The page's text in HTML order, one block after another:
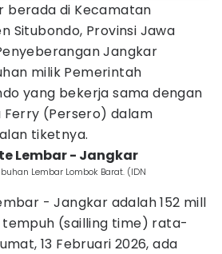
berada di Kecamatan
Situbondo, Provinsi Jawa
Jangkar
milik Pemerintah
yang bekerja sama dengan
Ferry (Persero) dalam
tiketnya.
Lembar - Jangkar
Lembar Lombok Barat. (IDN
- Jangkar adalah 152 mill
(sailling time) rata-
13 Februari 2026, ada